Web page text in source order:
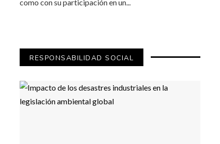
como con su participación en un...
RESPONSABILIDAD SOCIAL